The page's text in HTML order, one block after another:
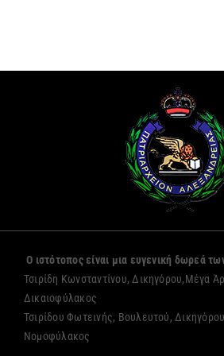
Ο ιστότοπος είναι μια ευγενική δωρεά
Τσιρίδη Κωνσταντίνου, Δικηγόρου,Μέγα
Δικαιοφύλακος
Τσιρίδου Φωτεινής, Βουλευτού,
Νομοφύλακος